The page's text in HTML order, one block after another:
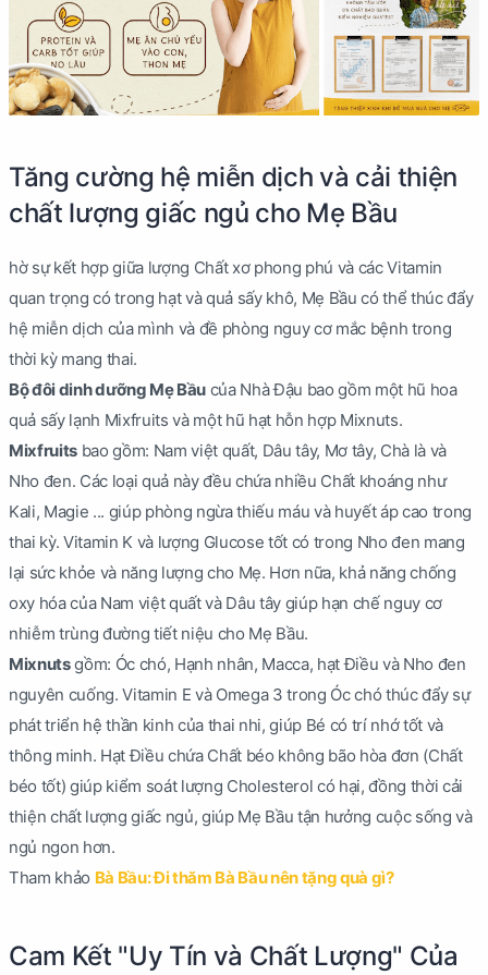
Tăng cường hệ miễn dịch và cải thiện
chất lượng giấc ngủ cho Mẹ Bầu
hờ sự kết hợp giữa lượng Chất xơ phong phú và các Vitamin
quan trọng có trong hạt và quả sấy khô, Mẹ Bầu có thể thúc đẩy
hệ miễn dịch của mình và đề phòng nguy cơ mắc bệnh trong
thời kỳ mang thai.
Bộ đôi dinh dưỡng Mẹ Bầucủa Nhà Đậu bao gồm một hũ hoa
quả sấy lạnh Mixfruits và một hũ hạt hỗn hợp Mixnuts.
Mixfruitsbao gồm: Nam việt quất, Dâu tây, Mơ tây, Chà là và
Nho đen. Các loại quả này đều chứa nhiều Chất khoáng như
Kali, Magie ... giúp phòng ngừa thiếu máu và huyết áp cao trong
thai kỳ. Vitamin K và lượng Glucose tốt có trong Nho đen mang
lại sức khỏe và năng lượng cho Mẹ. Hơn nữa, khả năng chống
oxy hóa của Nam việt quất và Dâu tây giúp hạn chế nguy cơ
nhiễm trùng đường tiết niệu cho Mẹ Bầu.
Mixnutsgồm: Óc chó, Hạnh nhân, Macca, hạt Điều và Nho đen
nguyên cuống. Vitamin E và Omega 3 trong Óc chó thúc đẩy sự
phát triển hệ thần kinh của thai nhi, giúp Bé có trí nhớ tốt và
thông minh. Hạt Điều chứa Chất béo không bão hòa đơn (Chất
béo tốt) giúp kiểm soát lượng Cholesterol có hại, đồng thời cải
thiện chất lượng giấc ngủ, giúp Mẹ Bầu tận hưởng cuộc sống và
ngủ ngon hơn.
Tham khảo Bà Bầu: Đi thăm Bà Bầu nên tặng quà gì?
Cam Kết "Uy Tín và Chất Lượng" Của